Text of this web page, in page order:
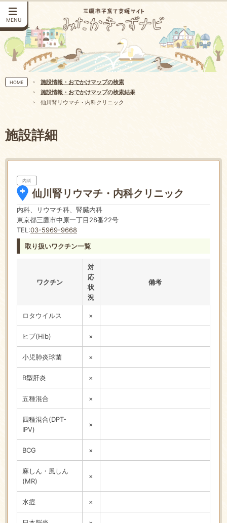
MENU
HOME
施設情報・おでかけマップの検索
施設情報・おでかけマップの検索結果
仙川腎リウマチ・内科クリニック
施設詳細
内科
仙川腎リウマチ・内科クリニック
内科、リウマチ科、腎臓内科
東京都三鷹市中原一丁目28番22号
TEL:03-5969-9668
取り扱いワクチン一覧
ワクチン
対
応
状
況
備考
ロタウイルス ×
ヒブ(Hib) ×
小児肺炎球菌 ×
B型肝炎 ×
五種混合 ×
四種混合(DPT-
IPV)
×
BCG ×
麻しん・風しん
(MR)
×
水痘 ×